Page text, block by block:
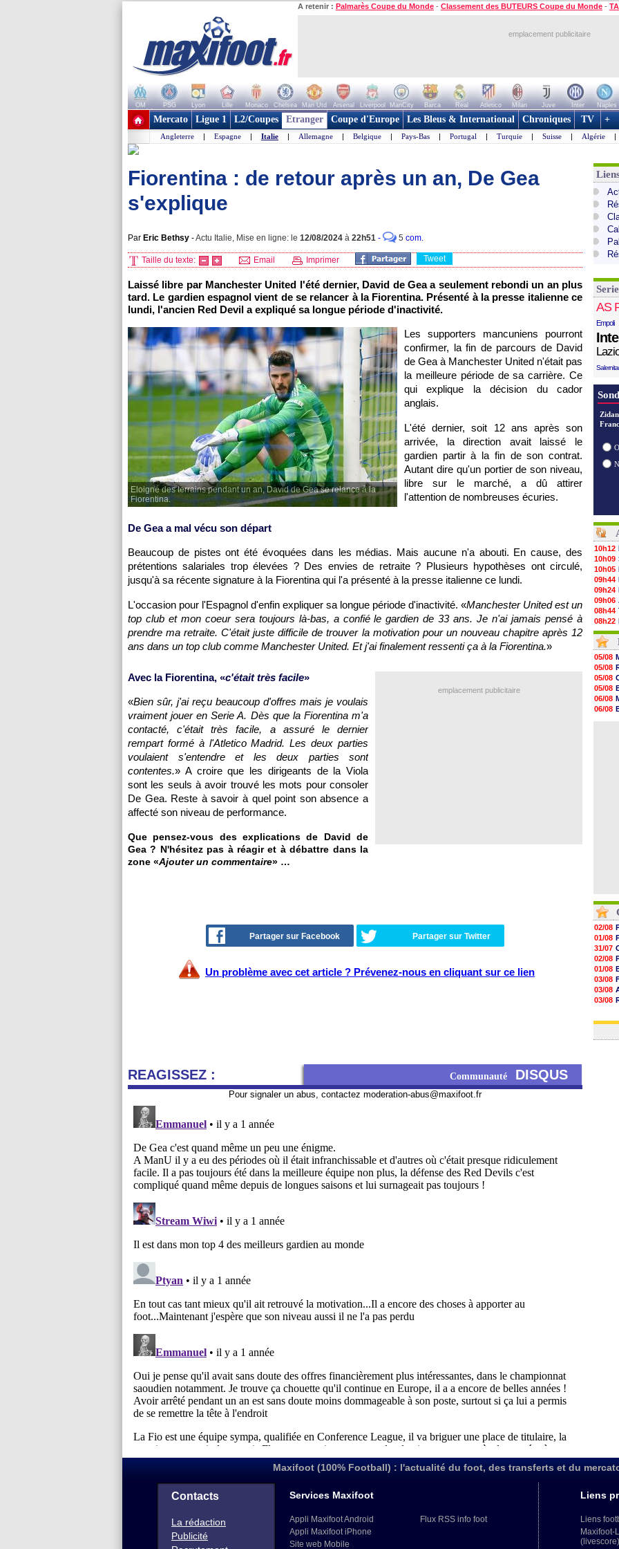
A retenir : Palmarès Coupe du Monde - Classement des BUTEURS Coupe du Monde -
emplacement publicitaire
OM PSG Lyon Lille Monaco Chelsea Man Utd Arsenal Liverpool ManCity Barca Real Atletico Milan Juve Inter Naples
+ de clubs
Mercato Ligue 1 L2/Coupes Etranger Coupe d'Europe Les Bleus & International Chroniques TV +
Angleterre | Espagne | Italie | Allemagne | Belgique | Pays-Bas | Portugal | Turquie | Suisse | Algérie |
Fiorentina : de retour après un an, De Gea
s'explique
Par Eric Bethsy -Actu Italie, Mise en ligne: le 12/08/2024 à 22h51 - 5 com.
Taille du texte: Email Imprimer Tweet
Laissé libre par Manchester United l'été dernier, David de Gea a seulement rebondi un an plus
tard. Le gardien espagnol vient de se relancer à la Fiorentina. Présenté à la presse italienne ce
lundi, l'ancien Red Devil a expliqué sa longue période d'inactivité.
Eloigné des terrains pendant un an, David de Gea se relance à la
Fiorentina.
Les supporters mancuniens pourront
confirmer, la fin de parcours de David
de Gea à Manchester United n'était pas
la meilleure période de sa carrière. Ce
qui explique la décision du cador
anglais.
L'été dernier, soit 12 ans après son
arrivée, la direction avait laissé le
gardien partir à la fin de son contrat.
Autant dire qu'un portier de son niveau,
libre sur le marché, a dû attirer
l'attention de nombreuses écuries.
De Gea a mal vécu son départ
Beaucoup de pistes ont été évoquées dans les médias. Mais aucune n'a abouti. En cause, des
prétentions salariales trop élevées ? Des envies de retraite ? Plusieurs hypothèses ont circulé,
jusqu'à sa récente signature à la Fiorentina qui l'a présenté à la presse italienne ce lundi.
L'occasion pour l'Espagnol d'enfin expliquer sa longue période d'inactivité. «Manchester United est un
top club et mon coeur sera toujours là-bas, a confié le gardien de 33 ans. Je n'ai jamais pensé à
prendre ma retraite. C'était juste difficile de trouver la motivation pour un nouveau chapitre après 12
ans dans un top club comme Manchester United. Et j'ai finalement ressenti ça à la Fiorentina.»
emplacement publicitaire
Avec la Fiorentina, «c'était très facile»
«Bien sûr, j'ai reçu beaucoup d'offres mais je voulais
vraiment jouer en Serie A. Dès que la Fiorentina m'a
contacté, c'était très facile, a assuré le dernier
rempart formé à l'Atletico Madrid. Les deux parties
voulaient s'entendre et les deux parties sont
contentes.» A croire que les dirigeants de la Viola
sont les seuls à avoir trouvé les mots pour consoler
De Gea. Reste à savoir à quel point son absence a
affecté son niveau de performance.
Que pensez-vous des explications de David de
Gea ? N'hésitez pas à réagir et à débattre dans la
zone «Ajouter un commentaire» …
Partager sur Facebook Partager sur Twitter
Un problème avec cet article ? Prévenez-nous en cliquant sur ce lien
REAGISSEZ : Communauté DISQUS
Pour signaler un abus, contactez moderation-abus@maxifoot.fr
AS
Empoli
10h12
10h09
10h05
09h44
09h24
09h06
08h44
08h22
06/08
06/08
06/08
06/08
06/08
06/08
06/08
06/08
06/08
05/08
05/08
05/08
05/08
06/08
06/08
02/08
01/08
31/07
02/08
01/08
03/08
03/08
03/08
31/07
Maxifoot (100% Football) : l'actualité du foot, des transferts et du
Contacts
La rédaction
Publicité
Services Maxifoot
Appli Maxifoot Android
Appli Maxifoot iPhone
Site web Mobile
Flux RSS info foot
Liens
Liens
Maxifoot-
(livescore)